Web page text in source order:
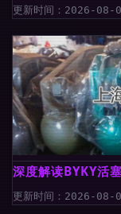
更新时间：2026-
深度解读BYKY活
更新时间：2026-